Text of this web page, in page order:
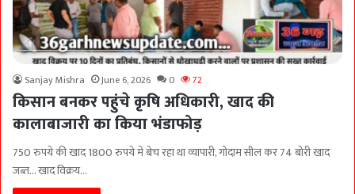
Sanjay Mishra June 6, 2026 0 72
किसान बनकर पहुंचे कृषि अधिकारी, खाद की
कालाबाजारी का किया भंडाफोड़
750 रुपये की खाद 1800 रुपये में बेच रहा था व्यापारी, गोदाम सील कर 74 बोरी खाद
जब्त… खाद विक्रय…